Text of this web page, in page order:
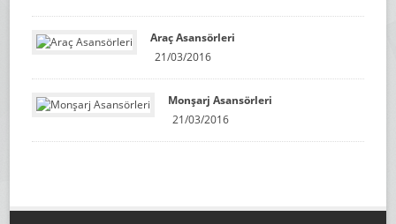
Araç Asansörleri
21/03/2016
Monşarj Asansörleri
21/03/2016